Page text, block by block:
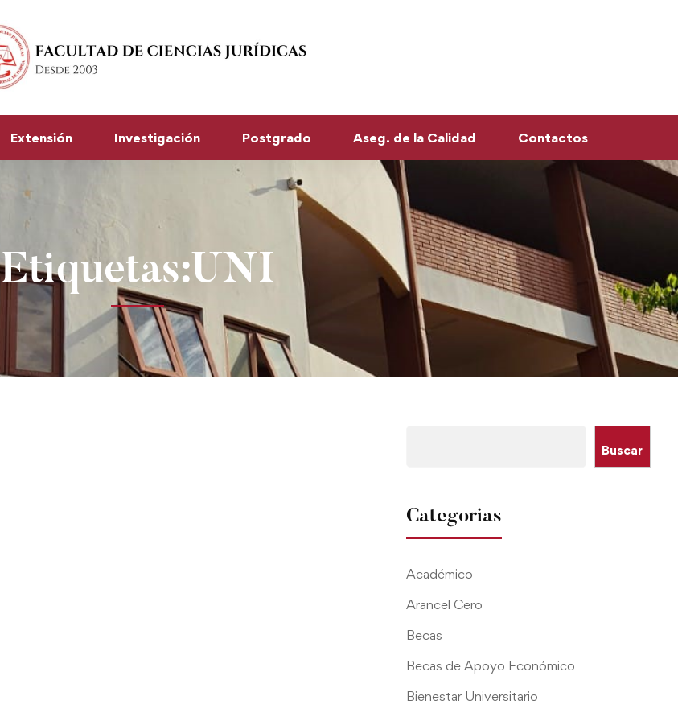
Extensión Investigación Postgrado Aseg. de la Calidad Contactos
Etiquetas:UNI
Buscar
Categorias
Académico
Arancel Cero
Becas
Becas de Apoyo Económico
Bienestar Universitario